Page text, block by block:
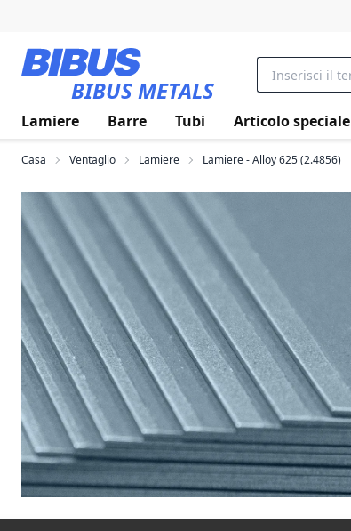
BIBUS METALS
Lamiere Barre Tubi Articolo speciale
Casa Ventaglio Lamiere Lamiere - Alloy 625 (2.4856)